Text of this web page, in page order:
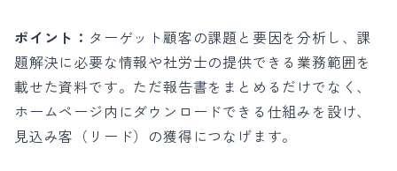
ポイント： ターゲット顧客の課題と要因を分析し、課
題解決に必要な情報や社労士の提供できる業務範囲を
載せた資料です。 ただ報告書をまとめるだけでなく、
ホームページ内にダウンロードできる仕組みを設け、
見込み客（リード）の獲得につなげます。